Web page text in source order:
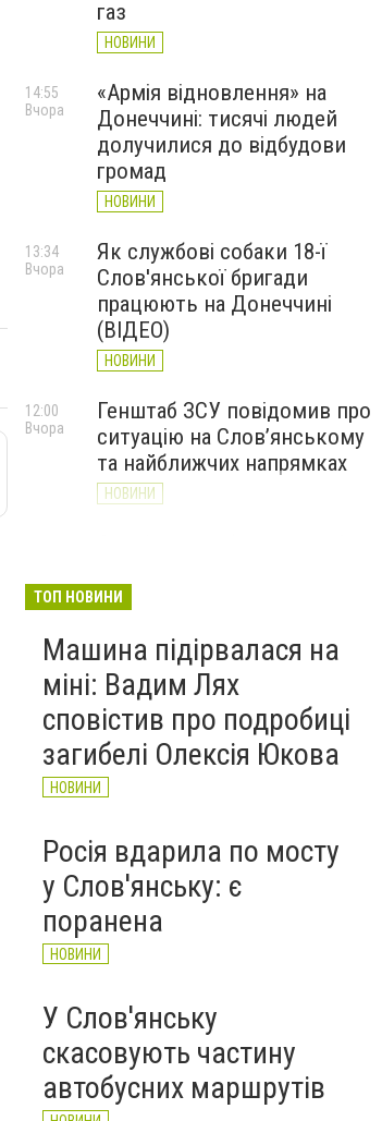
газ
НОВИНИ
«Армія відновлення» на
Донеччині: тисячі людей
долучилися до відбудови
громад
НОВИНИ
14:55
Вчора
Як службові собаки 18-ї
Слов'янської бригади
працюють на Донеччині
(ВІДЕО)
НОВИНИ
13:34
Вчора
Генштаб ЗСУ повідомив про
ситуацію на Слов’янському
та найближчих напрямках
НОВИНИ
12:00
Вчора
великої війни: 7 серпня
ТОП НОВИНИ
Машина підірвалася на
міні: Вадим Лях
сповістив про подробиці
загибелі Олексія Юкова
НОВИНИ
Росія вдарила по мосту
у Слов'янську: є
поранена
НОВИНИ
У Слов'янську
скасовують частину
автобусних маршрутів